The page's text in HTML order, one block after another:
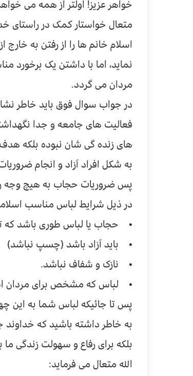
خواهر عزیز! اولتر از همه می
متعال خواستار کمک در راستای
اسلام خانم ها را از رفتن به
نماید، اما با داشتن یک برخورد
مردان می گردد.
در جواب سوال فوق بايد خاطر
فعالیت های جامعه و جدا
های زنده گی شان نبوده بلکه
به شکل افراد آزاد و انجام
پس ضروریات حجاب به هیچ وجه
در ذیل شرايط لباس مناسب
• حجاب یا لباس طوری باشد که
• باید آزاد باشد (چسپ نباشد)
• نازک و شفاف نباشد.
• لباس که مشخص براى مردان
پس تا جائیکه لباس شما به این
به خاطر داشته باشید که
بلکه برای رفاع و سهولت زندگی
الله متعال می فرماید: